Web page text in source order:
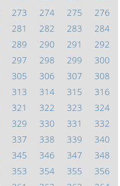
273 274 275
276
281 282 283
284
289 290 291
292
297 298 299
300
305 306 307
308
313 314 315
316
321 322 323
324
329 330 331
332
337 338 339
340
345 346 347
348
353 354 355
356